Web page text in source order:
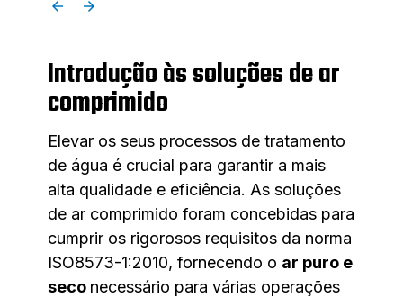
Introdução às soluções de ar
comprimido
Elevar os seus processos de tratamento
de água é crucial para garantir a mais
alta qualidade e eficiência. As soluções
de ar comprimido foram concebidas para
cumprir os rigorosos requisitos da norma
ISO8573-1:2010, fornecendo o ar puro e
seco necessário para várias operações